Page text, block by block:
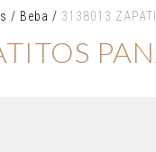
/ Beba / 3138013